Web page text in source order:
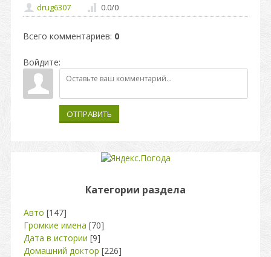
drug6307
0.0/0
Всего комментариев: 0
Войдите:
ОТПРАВИТЬ
Категории раздела
Авто [147]
Громкие имена [70]
Дата в истории [9]
Домашний доктор [226]